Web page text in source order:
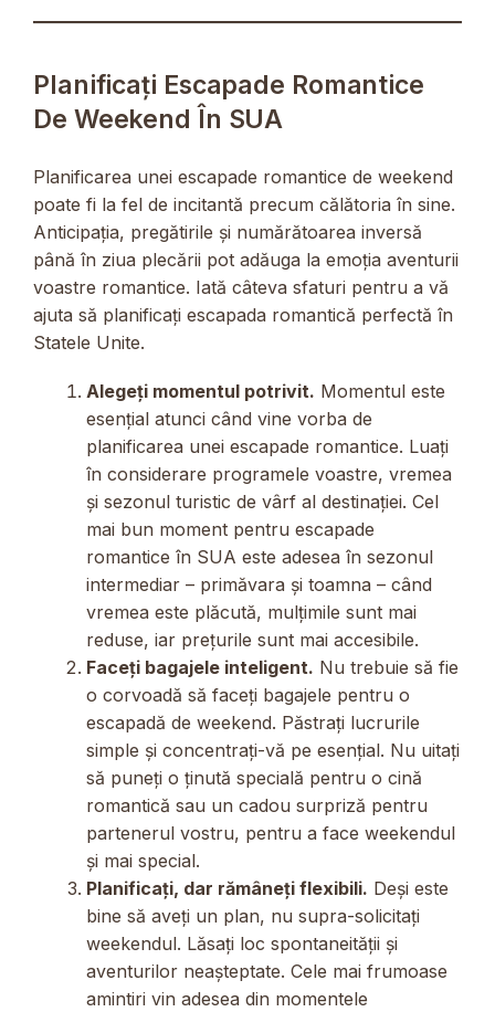
Planificați Escapade Romantice
De Weekend În SUA
Planificarea unei escapade romantice de weekend
poate fi la fel de incitantă precum călătoria în sine.
Anticipația, pregătirile și numărătoarea inversă
până în ziua plecării pot adăuga la emoția aventurii
voastre romantice. Iată câteva sfaturi pentru a vă
ajuta să planificați escapada romantică perfectă în
Statele Unite.
Alegeți momentul potrivit. Momentul este
esențial atunci când vine vorba de
planificarea unei escapade romantice. Luați
în considerare programele voastre, vremea
și sezonul turistic de vârf al destinației. Cel
mai bun moment pentru escapade
romantice în SUA este adesea în sezonul
intermediar – primăvara și toamna – când
vremea este plăcută, mulțimile sunt mai
reduse, iar prețurile sunt mai accesibile.
Faceți bagajele inteligent. Nu trebuie să fie
o corvoadă să faceți bagajele pentru o
escapadă de weekend. Păstrați lucrurile
simple și concentrați-vă pe esențial. Nu uitați
să puneți o ținută specială pentru o cină
romantică sau un cadou surpriză pentru
partenerul vostru, pentru a face weekendul
și mai special.
Planificați, dar rămâneți flexibili. Deși este
bine să aveți un plan, nu supra-solicitați
weekendul. Lăsați loc spontaneității și
aventurilor neașteptate. Cele mai frumoase
amintiri vin adesea din momentele